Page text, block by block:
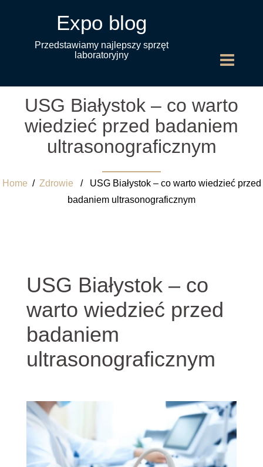
Expo blog
Przedstawiamy najlepszy sprzęt
laboratoryjny
USG Białystok – co warto
wiedzieć przed badaniem
ultrasonograficznym
Home / Zdrowie / USG Białystok – co warto wiedzieć przed
badaniem ultrasonograficznym
USG Białystok – co
warto wiedzieć przed
badaniem
ultrasonograficznym